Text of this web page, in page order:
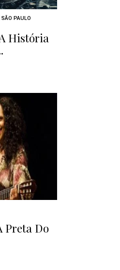
PAULO
História
Preta Do